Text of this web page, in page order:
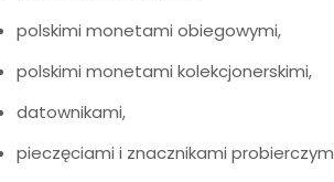
polskimi monetami obiegowymi,
polskimi monetami kolekcjonerskimi,
datownikami,
pieczęciami i znacznikami